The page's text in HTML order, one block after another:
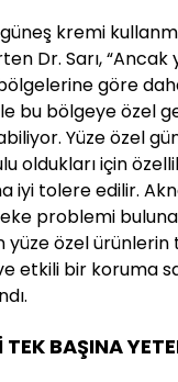
kremi
Dr. Sarı,
göre
bu bölgeye özel
Yüze özel
oldukları için
iyi tolere edilir.
problemi
yüze özel
etkili bir koruma
TEK BAŞINA